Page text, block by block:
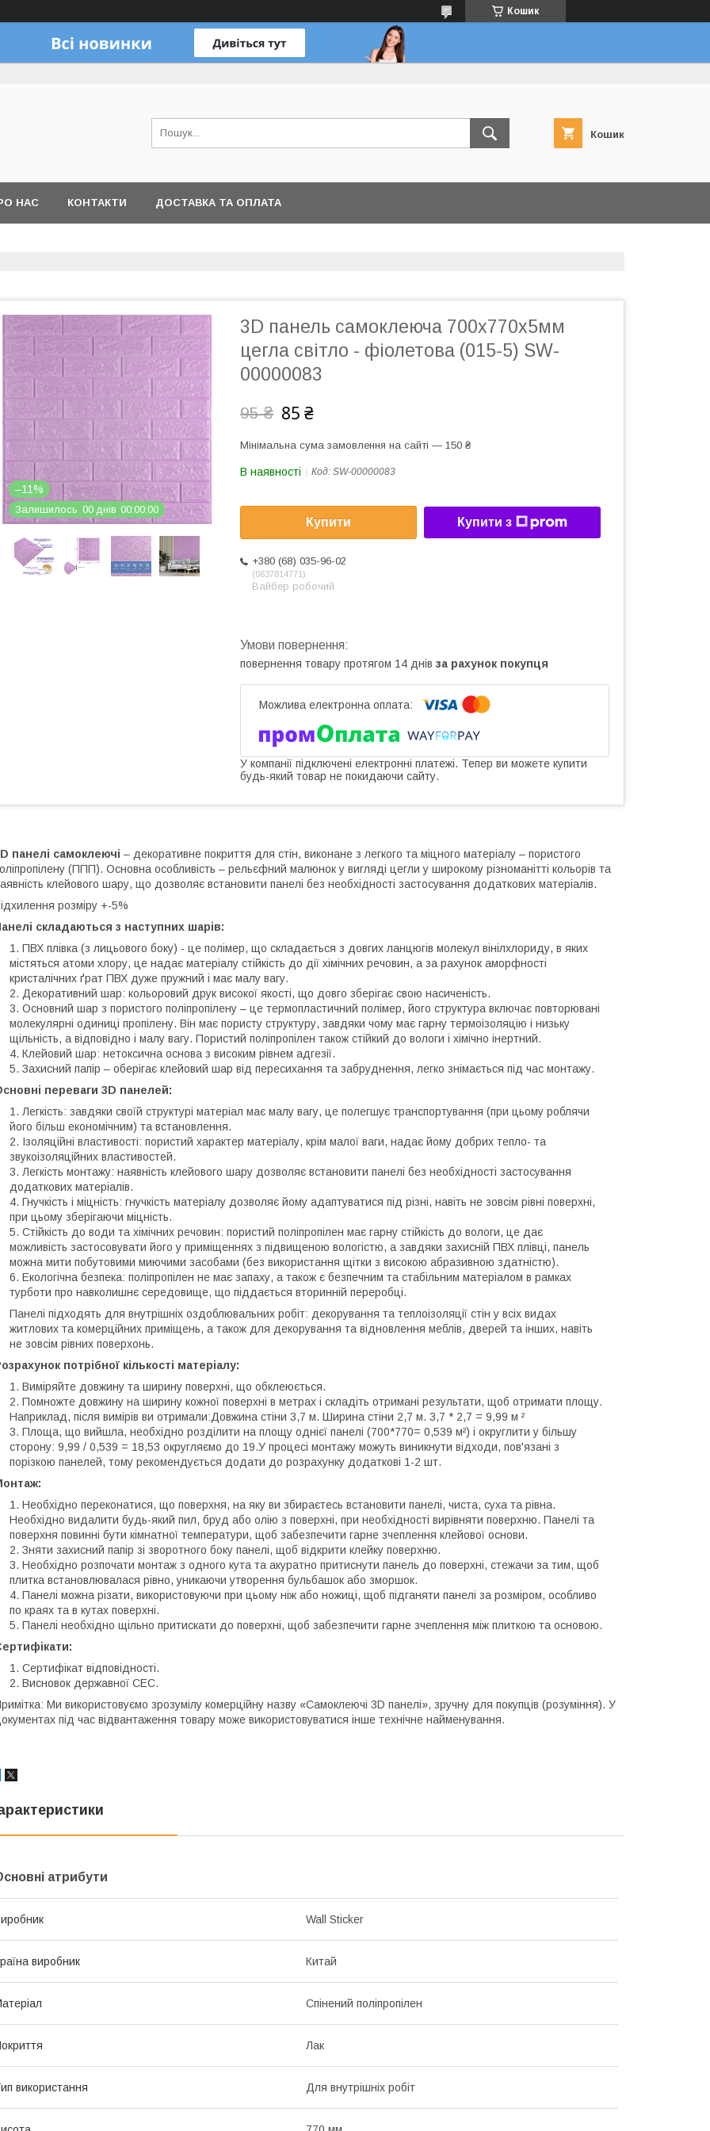
Кошик
Кошик
НАС КОНТАКТИ ДОСТАВКА ТА ОПЛАТА
–11%
Залишилось 00 днів 00 00 00
3D панель самоклеюча 700х770х5мм
цегла світло - фіолетова (015-5) SW-
00000083
95 ₴ 85 ₴
Мінімальна сума замовлення на сайті — 150 ₴
В наявності Код: SW-00000083
Купити Купити з
+380 (68) 035-96-02
0637814771
Вайбер робочий
повернення товару протягом 14 днів за рахунок покупця
У компанії підключені електронні платежі. Тепер ви можете купити
будь-який товар не покидаючи сайту.
панелі самоклеючі – декоративне покриття для стін, виконане з легкого та міцного матеріалу – пористого
(ППП). Основна особливість – рельєфний малюнок у вигляді цегли у широкому різноманітті кольорів та
клейового шару, що дозволяє встановити панелі без необхідності застосування додаткових матеріалів.
розміру +-5%
складаються з наступних шарів:
ПВХ плівка (з лицьового боку) - це полімер, що складається з довгих ланцюгів молекул вінілхлориду, в яких
містяться атоми хлору, це надає матеріалу стійкість до дії хімічних речовин, а за рахунок аморфності
кристалічних ґрат ПВХ дуже пружний і має малу вагу.
Декоративний шар: кольоровий друк високої якості, що довго зберігає свою насиченість.
Основний шар з пористого поліпропілену – це термопластичний полімер, його структура включає повторювані
молекулярні одиниці пропілену. Він має пористу структуру, завдяки чому має гарну термоізоляцію і низьку
щільність, а відповідно і малу вагу. Пористий поліпропілен також стійкий до вологи і хімічно інертний.
Клейовий шар: нетоксична основа з високим рівнем адгезії.
Захисний папір – оберігає клейовий шар від пересихання та забруднення, легко знімається під час монтажу.
переваги 3D панелей:
Легкість: завдяки своїй структурі матеріал має малу вагу, це полегшує транспортування (при цьому роблячи
його більш економічним) та встановлення.
Ізоляційні властивості: пористий характер матеріалу, крім малої ваги, надає йому добрих тепло- та
звукоізоляційних властивостей.
Легкість монтажу: наявність клейового шару дозволяє встановити панелі без необхідності застосування
додаткових матеріалів.
Гнучкість і міцність: гнучкість матеріалу дозволяє йому адаптуватися під різні, навіть не зовсім рівні поверхні,
при цьому зберігаючи міцність.
Стійкість до води та хімічних речовин: пористий поліпропілен має гарну стійкість до вологи, це дає
можливість застосовувати його у приміщеннях з підвищеною вологістю, а завдяки захисній ПВХ плівці, панель
можна мити побутовими миючими засобами (без використання щітки з високою абразивною здатністю).
Екологічна безпека: поліпропілен не має запаху, а також є безпечним та стабільним матеріалом в рамках
турботи про навколишнє середовище, що піддається вторинній переробці.
Панелі підходять для внутрішніх оздоблювальних робіт: декорування та теплоізоляції стін у всіх видах
житлових та комерційних приміщень, а також для декорування та відновлення меблів, дверей та інших, навіть
не зовсім рівних поверхонь.
потрібної кількості матеріалу:
Виміряйте довжину та ширину поверхні, що обклеюється.
Помножте довжину на ширину кожної поверхні в метрах і складіть отримані результати, щоб отримати площу.
Наприклад, після вимірів ви отримали:Довжина стіни 3,7 м. Ширина стіни 2,7 м. 3,7 * 2,7 = 9,99 м ²
Площа, що вийшла, необхідно розділити на площу однієї панелі (700*770= 0,539 м²) і округлити у більшу
сторону: 9,99 / 0,539 = 18,53 округляємо до 19.У процесі монтажу можуть виникнути відходи, пов'язані з
порізкою панелей, тому рекомендується додати до розрахунку додаткові 1-2 шт.
Необхідно переконатися, що поверхня, на яку ви збираєтесь встановити панелі, чиста, суха та рівна.
Необхідно видалити будь-який пил, бруд або олію з поверхні, при необхідності вирівняти поверхню. Панелі та
поверхня повинні бути кімнатної температури, щоб забезпечити гарне зчеплення клейової основи.
Зняти захисний папір зі зворотного боку панелі, щоб відкрити клейку поверхню.
Необхідно розпочати монтаж з одного кута та акуратно притиснути панель до поверхні, стежачи за тим, щоб
плитка встановлювалася рівно, уникаючи утворення бульбашок або зморшок.
Панелі можна різати, використовуючи при цьому ніж або ножиці, щоб підганяти панелі за розміром, особливо
по краях та в кутах поверхні.
Панелі необхідно щільно притискати до поверхні, щоб забезпечити гарне зчеплення між плиткою та основою.
Сертифікат відповідності.
Висновок державної СЕС.
Ми використовуємо зрозумілу комерційну назву «Самоклеючі 3D панелі», зручну для покупців (розуміння). У
під час відвантаження товару може використовуватися інше технічне найменування.
атрибути
Wall Sticker
виробник Китай
Спінений поліпропілен
Лак
використання Для внутрішніх робіт